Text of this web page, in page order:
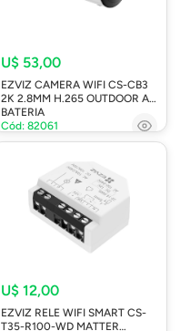
U$ 53,00
EZVIZ CAMERA WIFI CS-CB3
2K 2.8MM H.265 OUTDOOR A
BATERIA
Cód: 82061
U$ 12,00
EZVIZ RELE WIFI SMART CS-
T35-R100-WD MATTER